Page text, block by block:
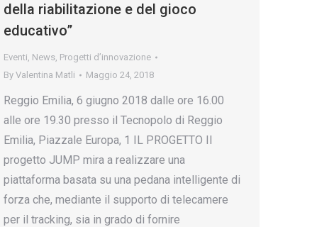
della riabilitazione e del gioco
educativo”
Eventi, News, Progetti d’innovazione
By Valentina Matli Maggio 24, 2018
Reggio Emilia, 6 giugno 2018 dalle ore 16.00
alle ore 19.30 presso il Tecnopolo di Reggio
Emilia, Piazzale Europa, 1 IL PROGETTO Il
progetto JUMP mira a realizzare una
piattaforma basata su una pedana intelligente di
forza che, mediante il supporto di telecamere
per il tracking, sia in grado di fornire